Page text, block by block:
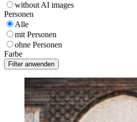
without AI images
Personen
Alle
mit Personen
ohne Personen
Farbe